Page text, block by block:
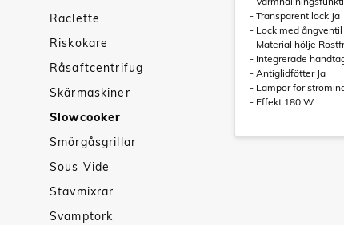
Raclette
Riskokare
Råsaftcentrifug
Skärmaskiner
Slowcooker
Smörgåsgrillar
Sous Vide
Stavmixrar
Svamptork
- Transparent lock Ja
- Lock med ångventil
- Material hölje
- Integrerade
- Antiglidfötter Ja
- Lampor för
- Effekt 180 W